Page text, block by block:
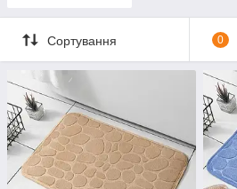
Сортування 0